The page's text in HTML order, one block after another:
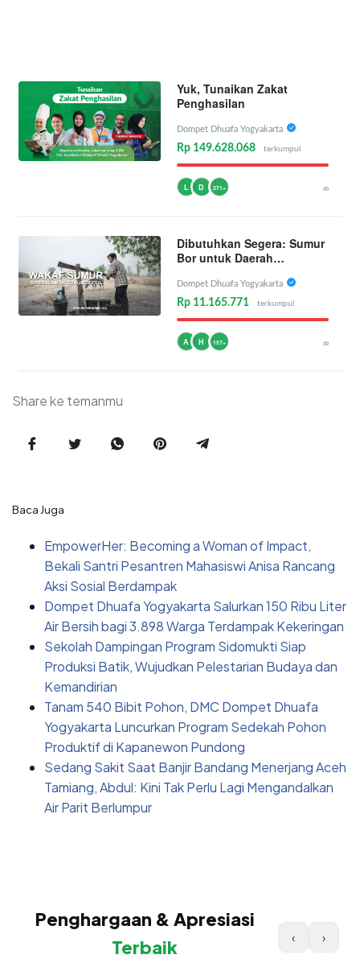
Yuk, Tunaikan Zakat
Penghasilan
Dompet Dhuafa Yogyakarta
Rp 149.628.068 terkumpul
L D 271+ ∞
Dibutuhkan Segera: Sumur
Bor untuk Daerah
Dompet Dhuafa Yogyakarta
Rp 11.165.771 terkumpul
A H 157+ ∞
Share ke temanmu
Baca Juga
EmpowerHer: Becoming a Woman of Impact,
Bekali Santri Pesantren Mahasiswi Anisa Rancang
Aksi Sosial Berdampak
Dompet Dhuafa Yogyakarta Salurkan 150 Ribu Liter
Air Bersih bagi 3.898 Warga Terdampak Kekeringan
Sekolah Dampingan Program Sidomukti Siap
Produksi Batik, Wujudkan Pelestarian Budaya dan
Kemandirian
Tanam 540 Bibit Pohon, DMC Dompet Dhuafa
Yogyakarta Luncurkan Program Sedekah Pohon
Produktif di Kapanewon Pundong
Sedang Sakit Saat Banjir Bandang Menerjang Aceh
Tamiang, Abdul: Kini Tak Perlu Lagi Mengandalkan
Air Parit Berlumpur
Penghargaan & Apresiasi
Terbaik
‹ ›